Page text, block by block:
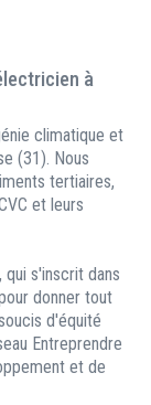
à
climatique et
(31). Nous
tertiaires,
et leurs
qui s'inscrit dans
donner tout
d'équité
Entreprendre
et de